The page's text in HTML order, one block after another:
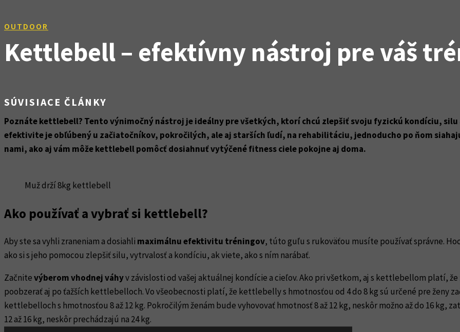
OUTDOOR
Kettlebell – efektívny nástroj pre váš
SÚVISIACE ČLÁNKY
ZDIEĽAM
Poznáte kettlebell? Tento výnimočný nástroj je ideálny pre všetkých, ktorí chcú zlepšiť svoju fyzickú kondíciu, silu
efektivite je obľúbený u začiatočníkov, pokročilých, ale aj starších ľudí, na rehabilitáciu, jednoducho po ňom
nami, ako aj vám môže kettlebell pomôcť dosiahnuť vytýčené fitness ciele pokojne aj doma.
Muž drží 8kg kettlebell
Ako používať a vybrať si kettlebell?
Aby ste sa vyhli zraneniam a dosiahli maximálnu efektivitu tréningov, túto guľu s rukoväťou musíte používať správne.
ako si s jeho pomocou zlepšiť silu, vytrvalosť a kondíciu, ak viete, ako s ním narábať.
Začnitevýberom vhodnej váhyv závislosti od vašej aktuálnej kondície a cieľov. Ako pri všetkom, aj s kettlebellom platí,
poobzerať aj po ťažších kettlebelloch. Vo všeobecnosti platí, že kettlebelly s hmotnosťou od 4 do 8 kg sú určené pre ženy
kettlebelloch s hmotnosťou 8 až 12 kg. Pokročilým ženám bude vyhovovať hmotnosť 8 až 12 kg, neskôr možno až do 16
12 až 16 kg, neskôr prechádzajú na 24 kg.